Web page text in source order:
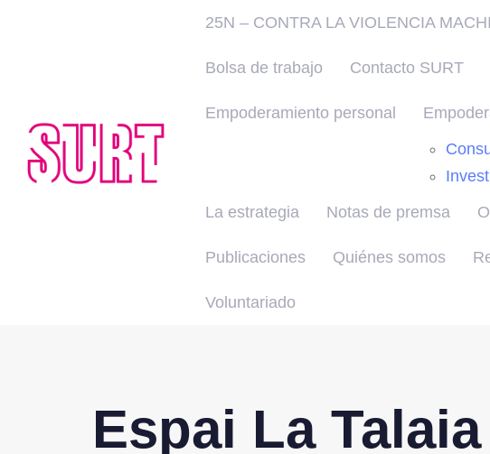
25N – CONTRA LA VIOLENCIA
Bolsa de trabajo Contacto SURT
Empoderamiento personal
La estrategia Notas de premsa
Publicaciones Quiénes somos
Voluntariado
Espai La Talaia